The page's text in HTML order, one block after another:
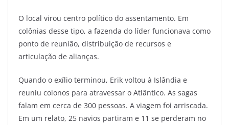
O local virou centro político do assentamento. Em
colônias desse tipo, a fazenda do líder funcionava como
ponto de reunião, distribuição de recursos e
articulação de alianças.
Quando o exílio terminou, Erik voltou à Islândia e
reuniu colonos para atravessar o Atlântico. As sagas
falam em cerca de 300 pessoas. A viagem foi arriscada.
Em um relato, 25 navios partiram e 11 se perderam no